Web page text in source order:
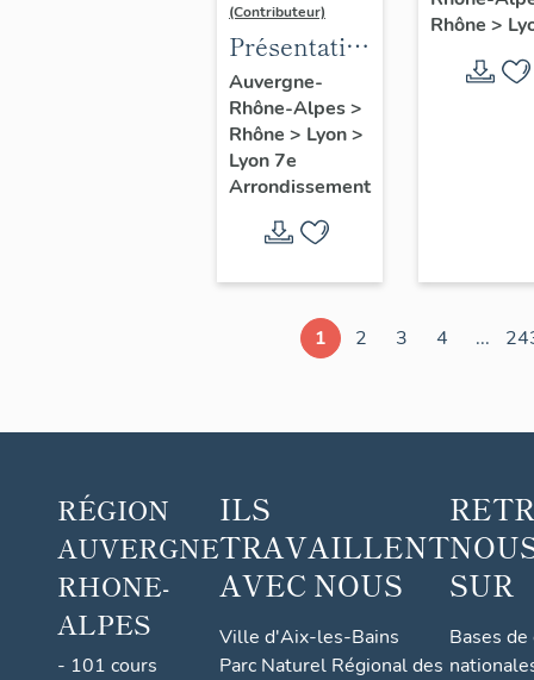
(Contributeur)
Présentation
du secteur
d'étude
Lyon
Guillotière
Auvergne-
Rhône-Alpes>
Rhône > Lyon>
Lyon 7e
Arrondissement
Lyon
Rhône >
1 2 3 4 ...
RÉGION
AUVERGNE
RHONE-
ALPES
- 101 cours
ILS
TRAVAILLENT
AVEC NOUS
Ville d'Aix-les-Bains
Parc Naturel Régional des
SUR
Bases